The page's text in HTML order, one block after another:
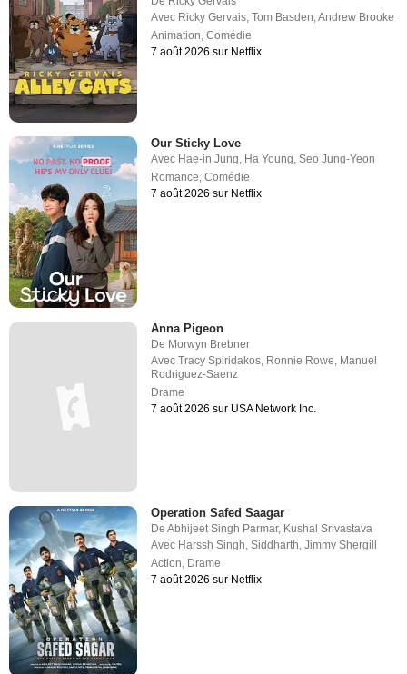
Avec Ricky Gervais,Tom Basden,Andrew Brooke
Animation,Comédie
7 août 2026 sur Netflix
Our Sticky Love
Avec Hae-in Jung, Ha Young,Seo Jung-Yeon
Romance,Comédie
7 août 2026 sur Netflix
Anna Pigeon
De Morwyn Brebner
AvecTracy Spiridakos Ronnie Rowe Manuel
Rodriguez-Saenz
Drame
7 août 2026 sur USA Network Inc.
Operation Safed Saagar
DeAbhijeet Singh Parmar, Kushal Srivastava
Avec Harssh Singh,Siddharth,Jimmy Shergill
Action, Drame
7 août 2026 sur Netflix